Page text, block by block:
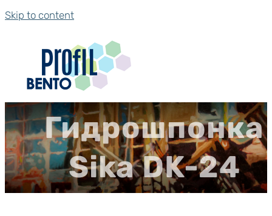
Skip to content
Гидрошпонка
Sika DK-24